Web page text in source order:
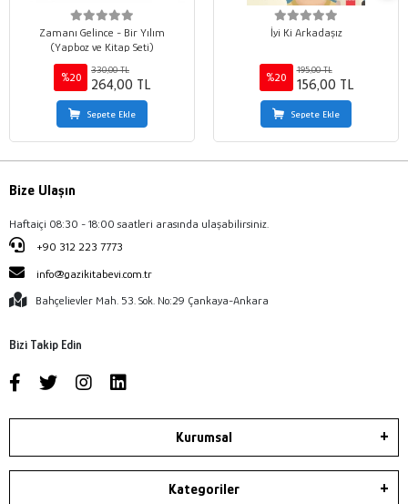
Zamanı Gelince - Bir Yılım
(Yapboz ve Kitap Seti)
%20
330,00 TL
264,00 TL
Sepete Ekle
İyi Ki Arkadaşız
%20
195,00 TL
156,00 TL
Sepete Ekle
Bize Ulaşın
Haftaiçi 08:30 - 18:00 saatleri arasında ulaşabilirsiniz.
+90 312 223 7773
info@gazikitabevi.com.tr
Bahçelievler Mah. 53. Sok. No:29 Çankaya-Ankara
Bizi Takip Edin
Kurumsal
Kategoriler